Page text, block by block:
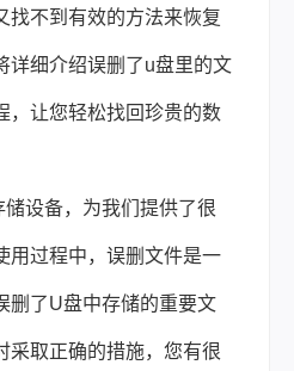
找不到有效的方法来恢复
详细介绍误删了u盘里的文
，让您轻松找回珍贵的数
设备，为我们提供了很
用过程中，误删文件是一
删了U盘中存储的重要文
采取正确的措施，您有很